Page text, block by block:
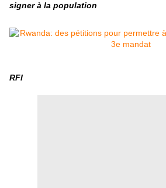
signer à la population
RFI